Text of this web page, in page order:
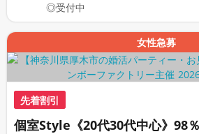
◎受付中
女性急募
先着割引
個室Style《20代30代中心》98